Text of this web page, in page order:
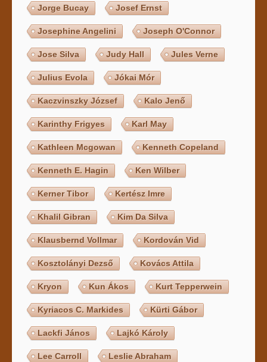
Jorge Bucay Josef Ernst
Josephine Angelini Joseph O'Connor
Jose Silva Judy Hall Jules Verne
Julius Evola Jókai Mór
Kaczvinszky József Kalo Jenő
Karinthy Frigyes Karl May
Kathleen Mcgowan Kenneth Copeland
Kenneth E. Hagin Ken Wilber
Kerner Tibor Kertész Imre
Khalil Gibran Kim Da Silva
Klausbernd Vollmar Kordován Vid
Kosztolányi Dezső Kovács Attila
Kryon Kun Ákos Kurt Tepperwein
Kyriacos C. Markides Kürti Gábor
Lackfi János Lajkó Károly
Lee Carroll Leslie Abraham